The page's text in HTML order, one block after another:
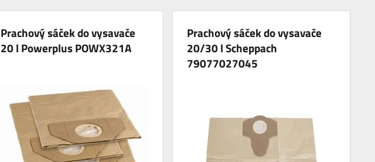
Prachový sáček do vysavače
20 l Powerplus POWX321A
Prachový sáček do vysavače
20/30 l Scheppach
79077027045